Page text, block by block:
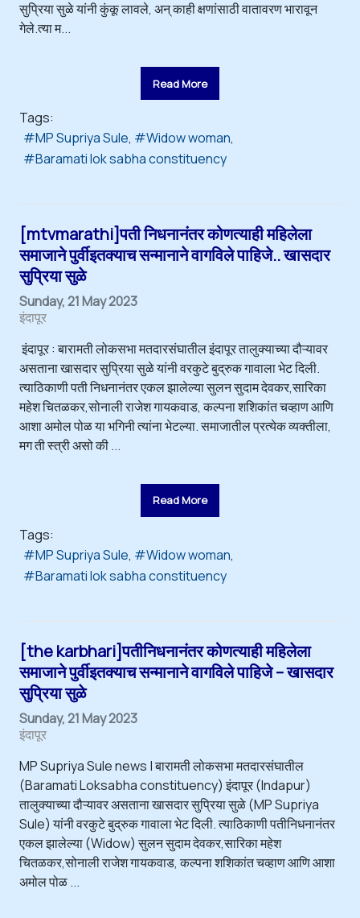
सुप्रिया सुळे यांनी कुंकू लावले, अन् काही क्षणांसाठी वातावरण भारावून
गेले.त्या म...
Read More
Tags:
MP Supriya Sule
Widow woman
Baramati lok sabha constituency
[mtvmarathi]पती निधनानंतर कोणत्याही महिलेला
समाजाने पुर्वीइतक्याच सन्मानाने वागविले पाहिजे.. खासदार
सुप्रिया सुळे
Sunday, 21 May 2023
इंदापूर
इंदापूर : बारामती लोकसभा मतदारसंघातील इंदापूर तालुक्याच्या दौऱ्यावर
असताना खासदार सुप्रिया सुळे यांनी वरकुटे बुद्रुक गावाला भेट दिली.
त्याठिकाणी पती निधनानंतर एकल झालेल्या सुलन सुदाम देवकर,सारिका
महेश चितळकर,सोनाली राजेश गायकवाड, कल्पना शशिकांत चव्हाण आणि
आशा अमोल पोळ या भगिनी त्यांना भेटल्या. समाजातील प्रत्येक व्यक्तीला,
मग ती स्त्री असो की ...
Read More
Tags:
MP Supriya Sule
Widow woman
Baramati lok sabha constituency
[the karbhari]पतीनिधनानंतर कोणत्याही महिलेला
समाजाने पुर्वीइतक्याच सन्मानाने वागविले पाहिजे – खासदार
सुप्रिया सुळे
Sunday, 21 May 2023
इंदापूर
MP Supriya Sule news | बारामती लोकसभा मतदारसंघातील
(Baramati Loksabha constituency) इंदापूर (Indapur)
तालुक्याच्या दौऱ्यावर असताना खासदार सुप्रिया सुळे (MP Supriya
Sule) यांनी वरकुटे बुद्रुक गावाला भेट दिली. त्याठिकाणी पतीनिधनानंतर
एकल झालेल्या (Widow) सुलन सुदाम देवकर,सारिका महेश
चितळकर,सोनाली राजेश गायकवाड, कल्पना शशिकांत चव्हाण आणि आशा
अमोल पोळ ...